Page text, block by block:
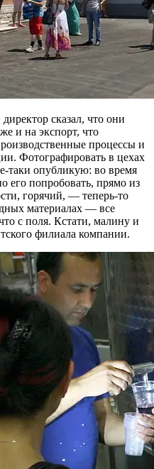
сказал, что они
и на экспорт, что
процессы и
Фотографировать в цехах
таки опубликую: во время
его попробовать, прямо из
горячий, — теперь-то
материалах — все
с поля. Кстати, малину и
филиала компании.